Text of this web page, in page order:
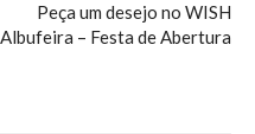
Peça um desejo no WISH
Albufeira – Festa de Abertura